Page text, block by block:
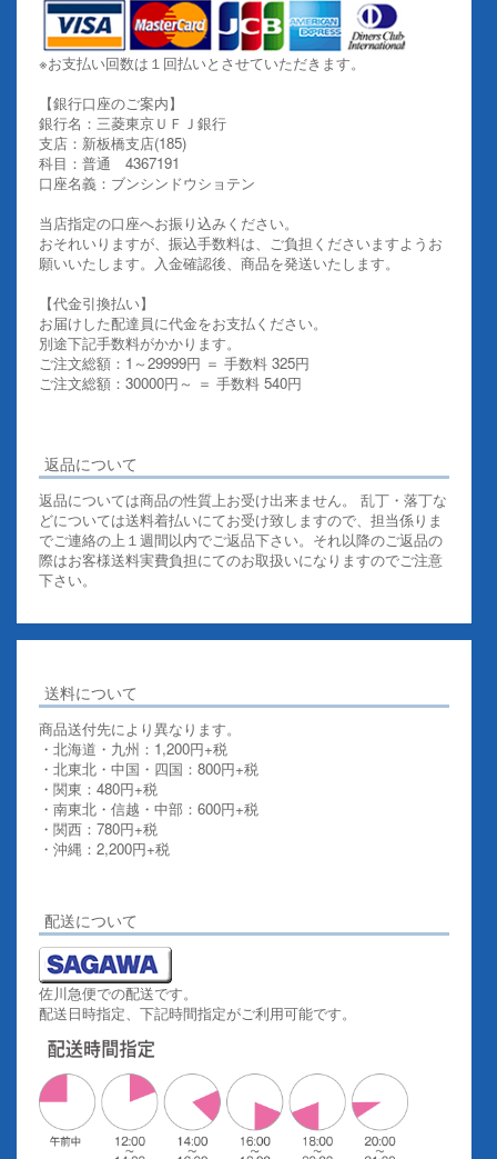
※お支払い回数は１回払いとさせていただきます。
【銀行口座のご案内】
銀行名：三菱東京ＵＦＪ銀行
支店：新板橋支店(185)
科目：普通 4367191
口座名義：ブンシンドウショテン
当店指定の口座へお振り込みください。
おそれいりますが、振込手数料は、ご負担くださいますようお
願いいたします。入金確認後、商品を発送いたします。
【代金引換払い】
お届けした配達員に代金をお支払ください。
別途下記手数料がかかります。
ご注文総額：1～29999円 ＝ 手数料 325円
ご注文総額：30000円～ ＝ 手数料 540円
返品について
返品については商品の性質上お受け出来ません。 乱丁・落丁な
どについては送料着払いにてお受け致しますので、担当係りま
でご連絡の上１週間以内でご返品下さい。それ以降のご返品の
際はお客様送料実費負担にてのお取扱いになりますのでご注意
下さい。
送料について
商品送付先により異なります。
・北海道・九州：1,200円+税
・北東北・中国・四国：800円+税
・関東：480円+税
・南東北・信越・中部：600円+税
・関西：780円+税
・沖縄：2,200円+税
配送について
佐川急便での配送です。
配送日時指定、下記時間指定がご利用可能です。